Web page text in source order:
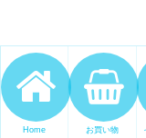
ママの才能
表現ステー
ンスを表
Home お買い物